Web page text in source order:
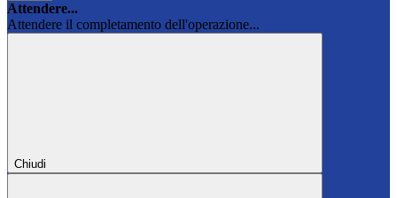
Attendere...
Attendere il completamento dell'operazione...
Chiudi